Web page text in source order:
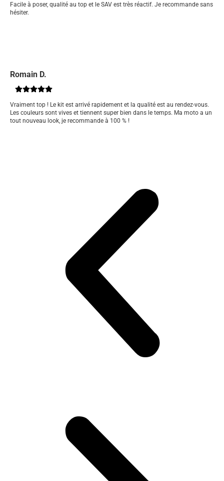
Facile à poser, qualité au top et le SAV est très réactif. Je recommande sans
hésiter.
Romain D.
Vraiment top ! Le kit est arrivé rapidement et la qualité est au rendez-vous.
Les couleurs sont vives et tiennent super bien dans le temps. Ma moto a un
tout nouveau look, je recommande à 100 % !